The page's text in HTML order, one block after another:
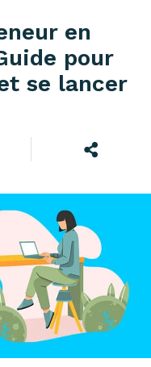
en
pour
se lancer